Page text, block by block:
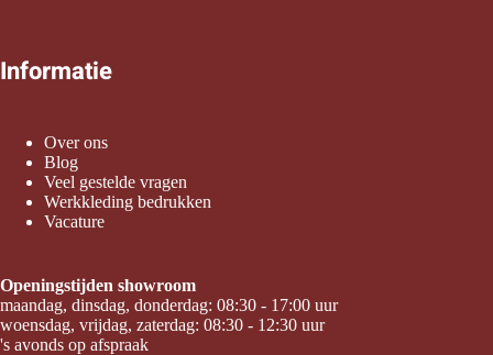
Informatie
Over ons
Blog
Veel gestelde vragen
Werkkleding bedrukken
Vacature
Openingstijden showroom
maandag, dinsdag, donderdag: 08:30 - 17:00 uur
woensdag, vrijdag, zaterdag: 08:30 - 12:30 uur
's avonds op afspraak